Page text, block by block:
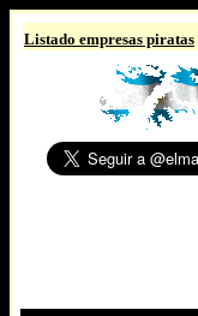
Listado empresas piratas